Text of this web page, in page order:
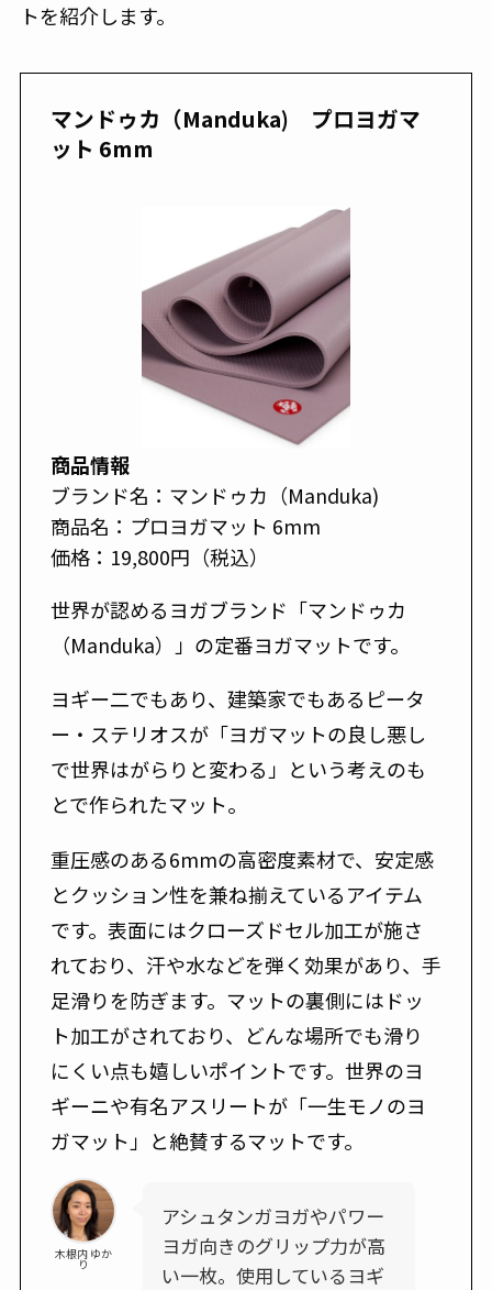
トを紹介します。
マンドゥカ（Manduka) プロヨガマ
ット 6mm
商品情報
ブランド名：マンドゥカ（Manduka)
商品名：プロヨガマット 6mm
価格：19,800円（税込）
世界が認めるヨガブランド「マンドゥカ
（Manduka）」の定番ヨガマットです。
ヨギー二でもあり、建築家でもあるピータ
ー・ステリオスが「ヨガマットの良し悪し
で世界はがらりと変わる」という考えのも
とで作られたマット。
重圧感のある6mmの高密度素材で、安定感
とクッション性を兼ね揃えているアイテム
です。表面にはクローズドセル加工が施さ
れており、汗や水などを弾く効果があり、手
足滑りを防ぎます。マットの裏側にはドッ
ト加工がされており、どんな場所でも滑り
にくい点も嬉しいポイントです。世界のヨ
ギーニや有名アスリートが「一生モノのヨ
ガマット」と絶賛するマットです。
木根内 ゆか
り
アシュタンガヨガやパワー
ヨガ向きのグリップ力が高
い一枚。使用しているヨギ